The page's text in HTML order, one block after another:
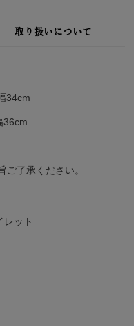
取り扱いについて
34cm
36cm
了承ください。
レット